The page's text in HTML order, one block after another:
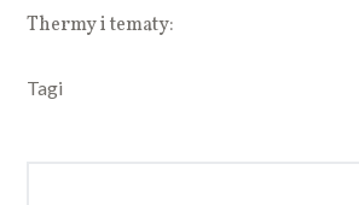
Thermy i tematy:
Tagi